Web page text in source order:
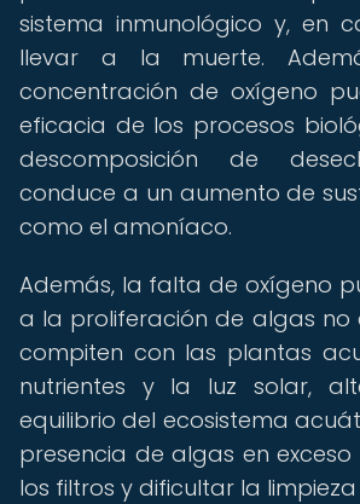
sistema inmunológico y, en
llevar a la muerte.
concentración de oxígeno
eficacia de los procesos
descomposición de
conduce a un aumento de
como el amoníaco.
Además, la falta de oxígeno
a la proliferación de algas no
compiten con las plantas
nutrientes y la luz solar,
equilibrio del ecosistema
presencia de algas en
los filtros y dificultar la